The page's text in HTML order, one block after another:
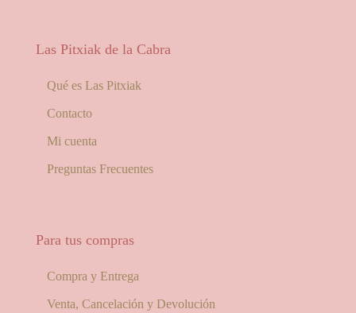
Las Pitxiak de la Cabra
Qué es Las Pitxiak
Contacto
Mi cuenta
Preguntas Frecuentes
Para tus compras
Compra y Entrega
Venta, Cancelación y Devolución